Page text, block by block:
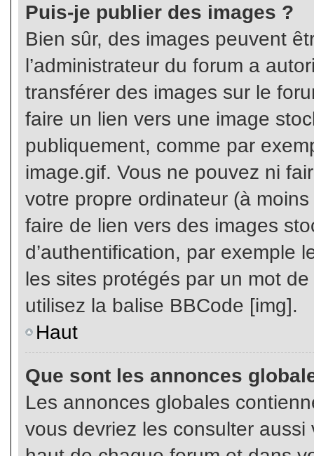
Puis-je publier des images ?
Bien sûr, des images peuvent
l’administrateur du forum a
transférer des images sur le
faire un lien vers une image
publiquement, comme par
image.gif. Vous ne pouvez ni
votre propre ordinateur (à
faire de lien vers des images
d’authentification, par exemple
les sites protégés par un mot
utilisez la balise BBCode [img].
Haut
Que sont les annonces
Les annonces globales
vous devriez les consulter